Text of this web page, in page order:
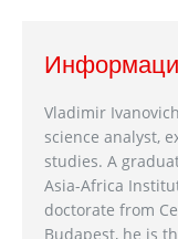
Vladimir
science analyst,
studies. A
Asia-Africa
doctorate from
Budapest, he is